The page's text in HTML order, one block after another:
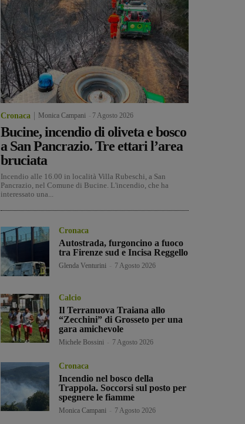
Cronaca Monica Campani 7 Agosto 2026
Bucine, incendio di oliveta e bosco
a San Pancrazio. Tre ettari l’area
bruciata
Incendio alle 16.00 in località Villa Rubeschi, a San
Pancrazio, nel Comune di Bucine. L'incendio, che ha
interessato una...
Cronaca
Autostrada, furgoncino a fuoco
tra Firenze sud e Incisa Reggello
Glenda Venturini 7 Agosto 2026
Calcio
Il Terranuova Traiana allo
“Zecchini” di Grosseto per una
gara amichevole
Michele Bossini 7 Agosto 2026
Cronaca
Incendio nel bosco della
Trappola. Soccorsi sul posto per
spegnere le fiamme
Monica Campani 7 Agosto 2026